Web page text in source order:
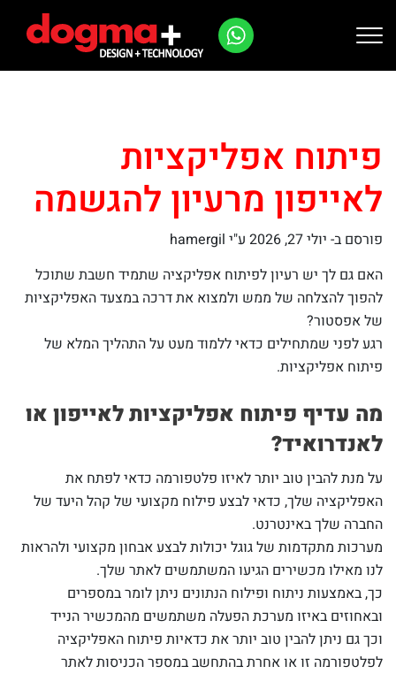
פיתוח אפליקציות
לאייפון מרעיון להגשמה
פורסם ב- יולי 27, 2026
ע"י hamergil
האם גם לך יש רעיון לפיתוח אפליקציה שתמיד חשבת שתוכל
להפוך להצלחה של ממש ולמצוא את דרכה במצעד האפליקציות
של אפסטור?
רגע לפני שמתחילים כדאי ללמוד מעט על התהליך המלא של
פיתוח אפליקציות.
מה עדיף פיתוח אפליקציות לאייפון או
לאנדרואיד?
על מנת להבין טוב יותר לאיזו פלטפורמה כדאי לפתח את
האפליקציה שלך, כדאי לבצע פילוח מקצועי של קהל היעד של
החברה שלך באינטרנט.
מערכות מתקדמות של גוגל יכולות לבצע אבחון מקצועי ולהראות
לנו מאילו מכשירים הגיעו המשתמשים לאתר שלך.
כך, באמצעות ניתוח ופילוח הנתונים ניתן לומר במספרים
ובאחוזים באיזו מערכת הפעלה משתמשים מהמכשיר הנייד
וכך גם ניתן להבין טוב יותר את כדאיות פיתוח האפליקציה
לפלטפורמה זו או אחרת בהתחשב במספר הכניסות לאתר